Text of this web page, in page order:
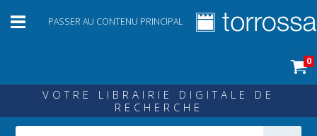
PASSER AU CONTENU PRINCIPAL
0
VOTRE LIBRAIRIE DIGITALE DE
RECHERCHE